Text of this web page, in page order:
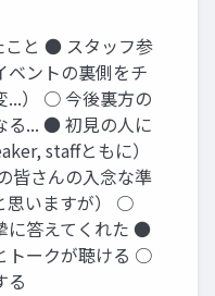
こと ● スタッフ参
ベントの裏側をチ
...） ○ 今後裏方の
る... ● 初見の人に
staffともに）
皆さんの入念な準
思いますが） ○
に答えてくれた ●
トークが聴ける ○
る